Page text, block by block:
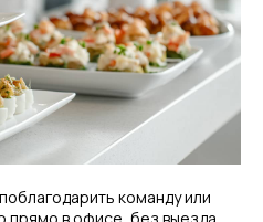
команду или